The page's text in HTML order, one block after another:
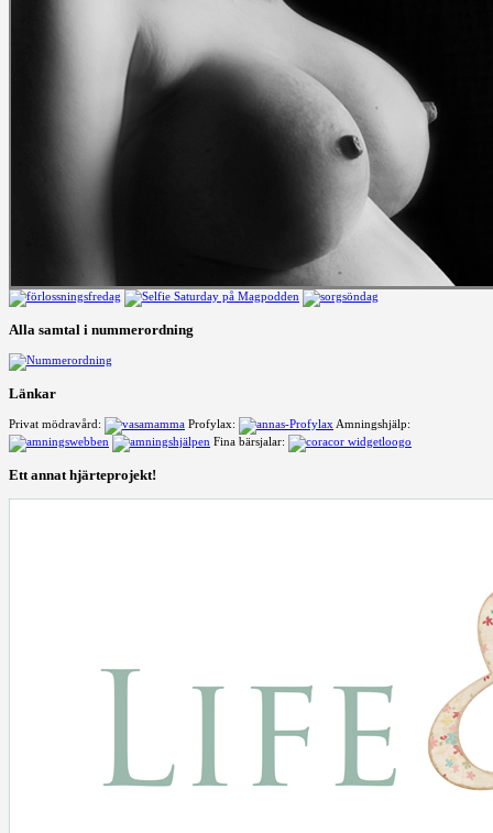
Alla samtal i nummerordning
Länkar
Privat mödravård: Profylax:
Amningshjälp:
Fina bärsjalar:
Ett annat hjärteprojekt!